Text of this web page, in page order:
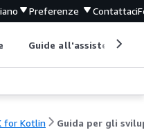
Preferenze Contattaci
Guide all'assistenza
for Kotlin